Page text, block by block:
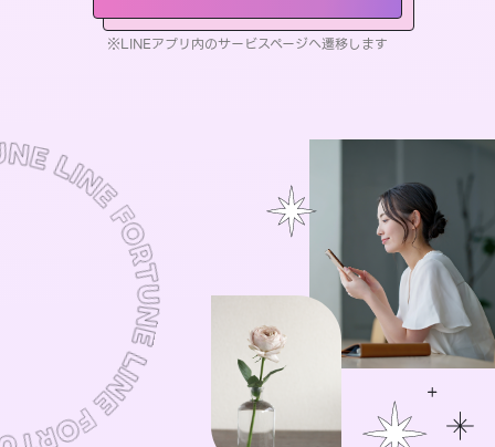
※LINEアプリ内のサービスページへ遷移します